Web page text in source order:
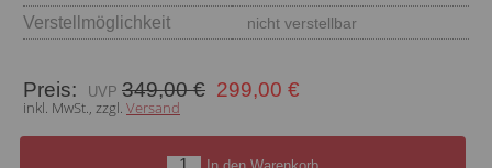
Verstellmöglichkeit
nicht verstellbar
Preis: 349,00 € 299,00 €
inkl. MwSt., zzgl. Versand